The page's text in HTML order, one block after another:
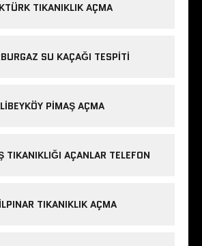
TIKANIKLIK AÇMA
SU KAÇAĞI TESPITI
PIMAŞ AÇMA
TIKANIKLIĞI AÇANLAR TELEFON
TIKANIKLIK AÇMA